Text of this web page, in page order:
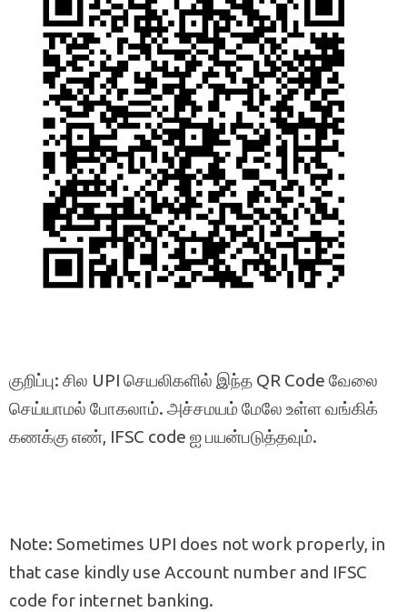
குறிப்பு: சில UPI செயலிகளில் இந்த QR Code வேலை
செய்யாமல் போகலாம். அச்சமயம் மேலே உள்ள வங்கிக்
கணக்கு எண், IFSC code ஐ பயன்படுத்தவும்.
Note: Sometimes UPI does not work properly, in
that case kindly use Account number and IFSC
code for internet banking.